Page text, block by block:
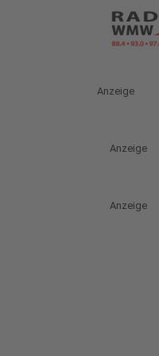
Anzeige
Anzeige
Anzeige